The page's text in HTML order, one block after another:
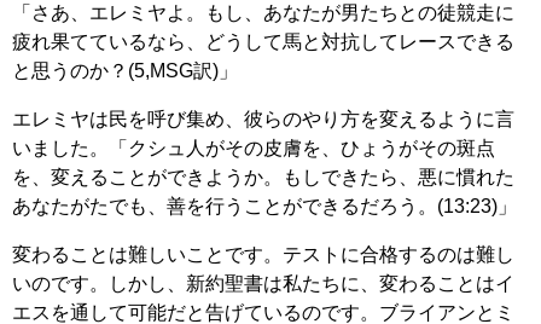
「さあ、エレミヤよ。もし、あなたが男たちとの徒競走に
疲れ果てているなら、どうして馬と対抗してレースできる
と思うのか？(5,MSG訳)」
エレミヤは民を呼び集め、彼らのやり方を変えるように言
いました。「クシュ人がその皮膚を、ひょうがその斑点
を、変えることができようか。もしできたら、悪に慣れた
あなたがたでも、善を行うことができるだろう。(13:23)」
変わることは難しいことです。テストに合格するのは難し
いのです。しかし、新約聖書は私たちに、変わることはイ
エスを通して可能だと告げているのです。ブライアンとミ